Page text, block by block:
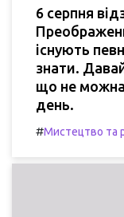
6 серпня
існують
знати.
що не
день.
#Мистецтво та